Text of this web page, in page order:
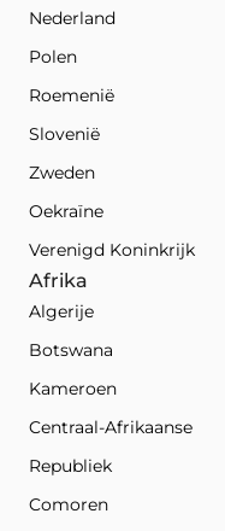
Nederland
Polen
Roemenië
Slovenië
Zweden
Oekraïne
Verenigd Koninkrijk
Afrika
Algerije
Botswana
Kameroen
Centraal-Afrikaanse
Republiek
Comoren